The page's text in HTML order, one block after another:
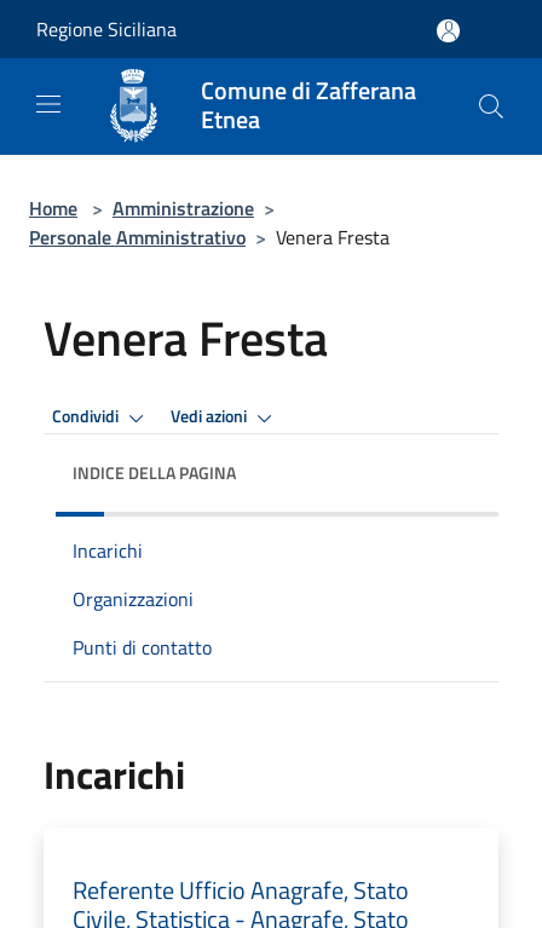
Regione Siciliana
Comune di Zafferana
Etnea
Home > Amministrazione >
Personale Amministrativo > Venera Fresta
Venera Fresta
Condividi Vedi azioni
INDICE DELLA PAGINA
Incarichi
Organizzazioni
Punti di contatto
Incarichi
Referente Ufficio Anagrafe, Stato
Civile, Statistica - Anagrafe, Stato